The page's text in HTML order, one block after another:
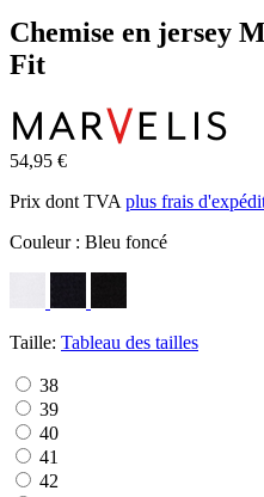
Chemise en jersey
Fit
54,95 €
Prix dont TVA plus frais
Couleur : Bleu foncé
Taille: Tableau des tailles
38
39
40
41
42